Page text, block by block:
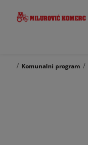
/ Komunalni program /